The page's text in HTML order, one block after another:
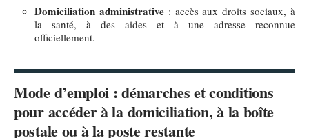
Domiciliation administrative: accès aux droits sociaux, à
la santé, à des aides et à une adresse reconnue
officiellement.
Mode d’emploi : démarches et conditions
pour accéder à la domiciliation, à la boîte
postale ou à la poste restante